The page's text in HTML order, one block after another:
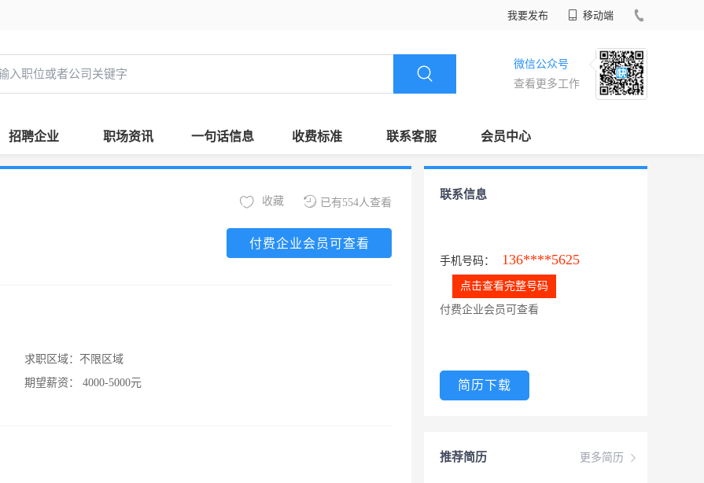
我要发布 移动端
微信公众号
查看更多工作
招聘企业 职场资讯 一句话信息 收费标准 联系客服 会员中心
已有554人查看
收藏
付费企业会员可查看
求职区域： 不限区域
期望薪资：
4000-5000元
联系信息
手机号码： 136****5625
点击查看完整号码
付费企业会员可查看
简历下载
更多简历
推荐简历